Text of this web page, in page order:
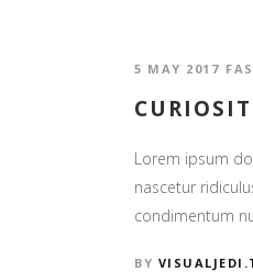
5 MAY 2017
Lorem ipsum
nascetur
condimentum
BY